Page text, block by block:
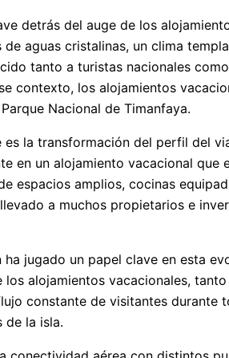
detrás del auge de los
de aguas cristalinas, un clima
tanto a turistas nacionales
contexto, los alojamientos
Nacional de Timanfaya.
la transformación del perfil del
en un alojamiento vacacional
espacios amplios, cocinas
a muchos propietarios e
jugado un papel clave en esta
alojamientos vacacionales,
constante de visitantes
de la isla.